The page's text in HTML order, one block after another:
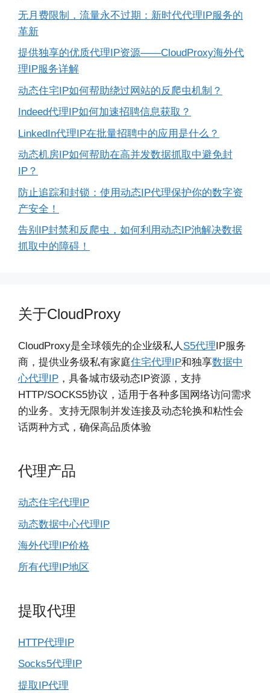
无月费限制，流量永不过期：新时代代理IP服务的
革新
提供独享的优质代理IP资源——CloudProxy海外代
理IP服务详解
动态住宅IP如何帮助绕过网站的反爬虫机制？
Indeed代理IP如何加速招聘信息获取？
LinkedIn代理IP在批量招聘中的应用是什么？
动态机房IP如何帮助在高并发数据抓取中避免封
IP？
防止追踪和封锁：使用动态IP代理保护你的数字资
产安全！
告别IP封禁和反爬虫，如何利用动态IP池解决数据
抓取中的障碍！
关于CloudProxy
CloudProxy是全球领先的企业级私人 S5代理IP服务
商，提供业务级私有家庭住宅代理IP和独享数据中
心代理IP ，具备城市级动态IP资源，支持
HTTP/SOCKS5协议，适用于各种多国网络访问需求
的业务。支持无限制并发连接及动态轮换和粘性会
话两种方式，确保高品质体验
代理产品
动态住宅代理IP
动态数据中心代理IP
海外代理IP价格
所有代理IP地区
提取代理
HTTP代理IP
Socks5代理IP
提取IP代理